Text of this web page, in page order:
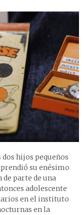
hijos pequeños
su enésimo
parte de una
adolescente
en el instituto
en la